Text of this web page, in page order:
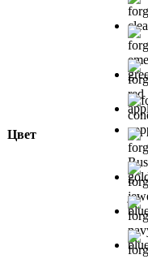
Цвет